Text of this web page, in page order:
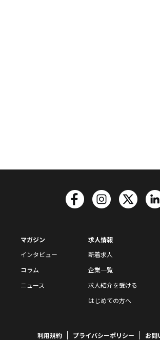
マガジン
インタビュー
コラム
ニュース
求人情報
新着求人
企業一覧
求人紹介を受ける
はじめての方へ
利用規約 プライバシーポリシー お問